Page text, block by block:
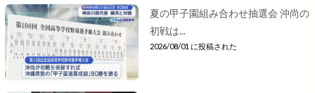
夏の甲子園組み合わせ抽選会 沖尚の
初戦は...
2026/08/01 に投稿された